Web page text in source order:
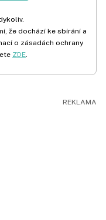
že dochází ke sbírání a
o zásadách ochrany
ZDE.